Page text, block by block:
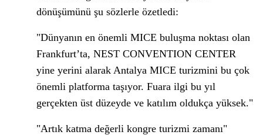
dönüşümünü şu sözlerle özetledi:
"Dünyanın en önemli MICE buluşma noktası olan
Frankfurt’ta, NEST CONVENTION CENTER
yine yerini alarak Antalya MICE turizmini bu çok
önemli platforma taşıyor. Fuara ilgi bu yıl
gerçekten üst düzeyde ve katılım oldukça yüksek."
"Artık katma değerli kongre turizmi zamanı"